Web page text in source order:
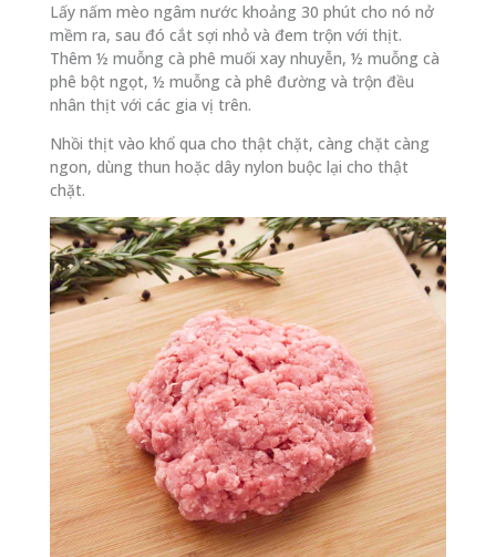
Lấy nấm mèo ngâm nước khoảng 30 phút cho nó nở
mềm ra, sau đó cắt sợi nhỏ và đem trộn với thịt.
Thêm ½ muỗng cà phê muối xay nhuyễn, ½ muỗng cà
phê bột ngọt, ½ muỗng cà phê đường và trộn đều
nhân thịt với các gia vị trên.
Nhồi thịt vào khổ qua cho thật chặt, càng chặt càng
ngon, dùng thun hoặc dây nylon buộc lại cho thật
chặt.